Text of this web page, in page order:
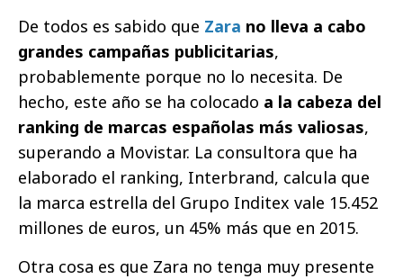
De todos es sabido que Zara no lleva a cabo
grandes campañas publicitarias,
probablemente porque no lo necesita. De
hecho, este año se ha colocado a la cabeza del
ranking de marcas españolas más valiosas,
superando a Movistar. La consultora que ha
elaborado el ranking, Interbrand, calcula que
la marca estrella del Grupo Inditex vale 15.452
millones de euros, un 45% más que en 2015.
Otra cosa es que Zara no tenga muy presente